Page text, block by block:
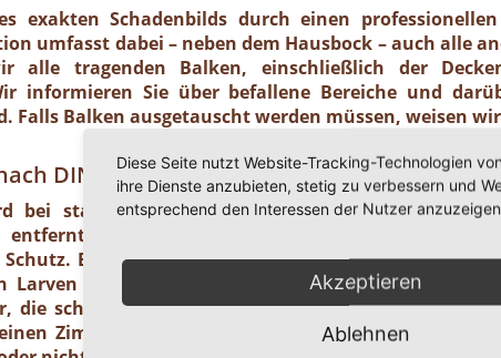
exakten Schadenbilds durch einen
umfasst dabei – neben dem Hausbock – auch alle
alle tragenden Balken, einschließlich der
informieren Sie über befallene Bereiche und
Falls Balken ausgetauscht werden müssen, weisen
DIN 68800:
bei stark befallenden Hölzern das durch
entfernt. Das gesunde Holz wird mit Präparaten
Bei Seiten unzugänglicher Hölzer müssen
Larven mit der Imprägnierung zu kontaktieren.
die schon so zerfressen sind, dass sie den
Zimmerer ausgetauscht werden. Sie erhalten
Diese Seite nutzt Website-Tracking-Technologien
ihre Dienste anzubieten, stetig zu verbessern und
entsprechend den Interessen der Nutzer
Akzeptieren
Ablehnen